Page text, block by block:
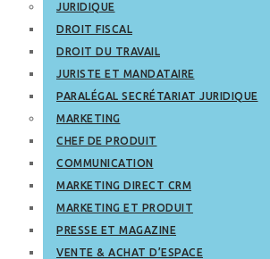
JURIDIQUE
DROIT FISCAL
DROIT DU TRAVAIL
JURISTE ET MANDATAIRE
PARALÉGAL SECRÉTARIAT JURIDIQUE
MARKETING
CHEF DE PRODUIT
COMMUNICATION
MARKETING DIRECT CRM
MARKETING ET PRODUIT
PRESSE ET MAGAZINE
VENTE & ACHAT D’ESPACE